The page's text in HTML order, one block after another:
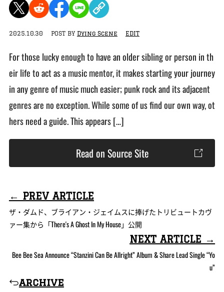
2025.10.30 POST BY Dying Scene EDIT
For those lucky enough to have an older sibling or person in th
eir life to act as a music mentor, it makes starting your journey
in any genre of music much easier; punk rock and its adjacent
genres are no exception. While some of us find our own way, ot
hers need a guide. This appears […]
Read on Source Site
← PREV ARTICLE
ザ・ダムド、ブライアン・ジェイムスに捧げたトリビュートカヴ
ァー集から「There's A Ghost In My House」公開
archive
NEXT ARTICLE →
Bee Bee Sea Announce “Stanzini Can Be Allright” Album & Share Lead Single “Yo
u”